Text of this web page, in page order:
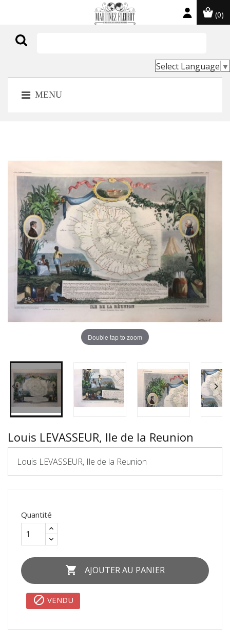
(0)
Select Language ▼
MENU
Double tap to zoom
 
Louis LEVASSEUR, Ile de la Reunion
Louis LEVASSEUR, Ile de la Reunion
Quantité
 AJOUTER AU PANIER
 VENDU